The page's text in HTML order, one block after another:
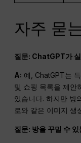
자주 묻
질문: ChatGPT가
A: 예, ChatGPT는
및 쇼핑 목록을 제안
있습니다. 하지만 방
로와 같은 이미지 생
질문: 방을 꾸밀 수